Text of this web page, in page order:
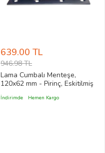
639.00 TL
946.98 TL
Lama Cumbalı Menteşe,
120x62 mm - Pirinç, Eskitilmiş
Kapı Menteşesi
İndirimde Hemen Kargo